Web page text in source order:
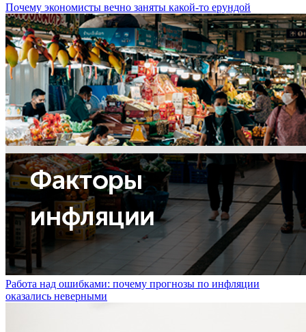
Почему экономисты вечно заняты какой-то ерундой
Работа над ошибками: почему прогнозы по инфляции
оказались неверными